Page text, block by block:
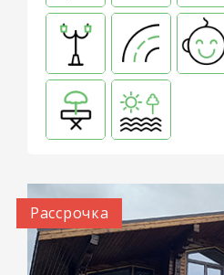
Рассрочка